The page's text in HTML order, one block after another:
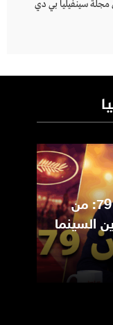
العدد 27 من مجلة سينفيليا بي دي
مهرجان كان السينمائي 79: من
السينما